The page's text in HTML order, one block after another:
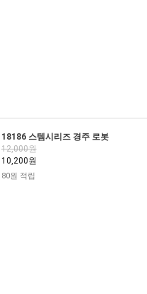
18186 스템시리즈 경주 로봇
12,000원
10,200원
80원 적립